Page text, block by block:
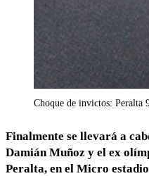
Choque de invictos:
Finalmente se llevará a
Damián Muñoz y el ex
Peralta, en el Micro